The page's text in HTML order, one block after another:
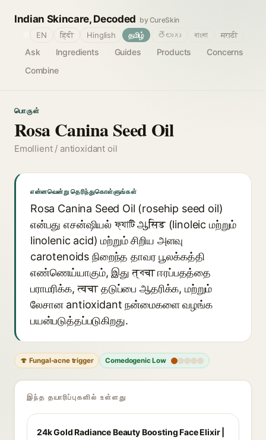
Indian Skincare, Decoded by CureSkin
Ask Ingredients Guides Products
Concerns
Combine
EN हिंदी Hinglish தமிழ் తెలుగు বাংলা मराठी
பொருள்
Rosa Canina Seed Oil
Emollient / antioxidant oil
என்னவென்று தெரிந்துகொள்ளுங்கள்
Rosa Canina Seed Oil (rosehip seed oil)
என்பது எசன்ஷியல் ফ্যাটি ஆसिड (linoleic மற்றும்
linolenic acid) மற்றும் சிறிய அளவு
carotenoids நிறைந்த தாவர பூலக்கத்தி
எண்ணெய்யாகும், இது त्বचा ஈரப்பதத்தை
பராமரிக்க, त्वचा தடுப்பை ஆதரிக்க, மற்றும்
லேசான antioxidant நன்மைகளை வழங்க
பயன்படுத்தப்படுகிறது.
🍄 Fungal-acne trigger Comedogenic Low
இந்த தயாரிப்புகளில் உள்ளது
24k Gold Radiance Beauty Boosting Face Elixir |